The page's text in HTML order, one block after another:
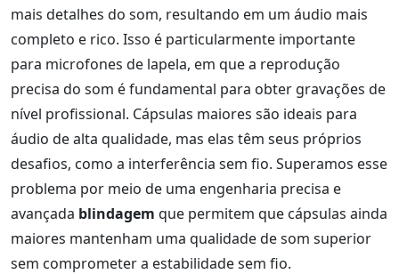
mais detalhes do som, resultando em um áudio mais
completo e rico. Isso é particularmente importante
para microfones de lapela, em que a reprodução
precisa do som é fundamental para obter gravações de
nível profissional. Cápsulas maiores são ideais para
áudio de alta qualidade, mas elas têm seus próprios
desafios, como a interferência sem fio. Superamos esse
problema por meio de uma engenharia precisa e
avançada blindagem que permitem que cápsulas ainda
maiores mantenham uma qualidade de som superior
sem comprometer a estabilidade sem fio.